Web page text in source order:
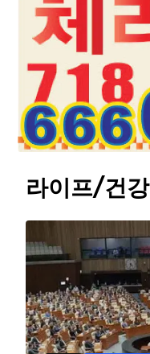
라이프/건강